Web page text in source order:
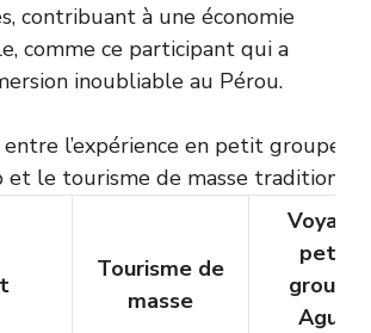
contribuant à une économie
comme ce participant qui a
inoubliable au Pérou.
entre l’expérience en petit groupe
et le tourisme de masse traditionnel
Tourisme de
masse
petits
groupes
Aguila